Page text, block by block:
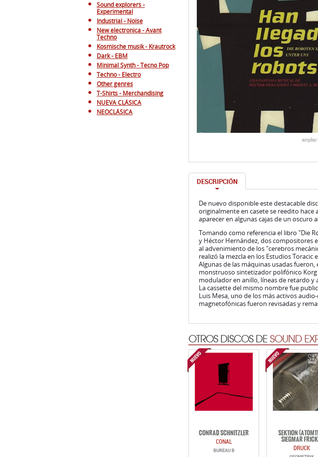
Sound explorers -
Experimental
Industrial - Noise
New electronica - Avant
Techno
Kosmische musik - Krautrock
Dark - EBM
Minimal Synth - Tecno Pop
Techno - Electro
Other genres
T-Shirts - Merchandising
NUEVA CLÁSICA
NEOCLÁSICA
ampliar
DESCRIPCIÓN
De nuevo disponible este destacable
originalmente en casete se reedito hace
aparecer en algunas cajas de un oscuro
Tomando como referencia el libro "Die
y Héctor Hernández, dos compositores
al advenimiento de los "cerebros
realizó la mezcla en los Estudios Toracic
Algunas de las máquinas usadas
monstruoso sintetizador polifónico Korg
modulador en anillo, líneas de retardo y
La cassette del mismo nombre fue
Luis Mesa, uno de los más activos
magnetofónicas fueron revisadas y
OTROS DISCOS DESOUND
CONRAD SCHNITZLER
CONAL
BUREAU B
SEKTION
SIEGMAR
DRUCK